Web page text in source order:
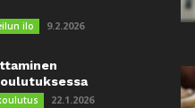
ilo 9.2.2026
22.1.2026